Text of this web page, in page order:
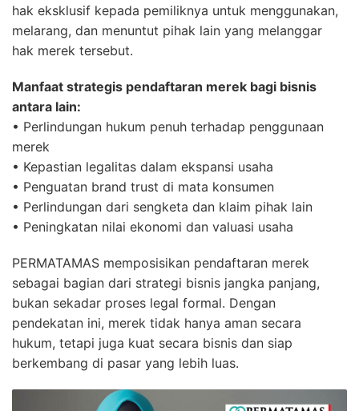
hak eksklusif kepada pemiliknya untuk menggunakan,
melarang, dan menuntut pihak lain yang melanggar
hak merek tersebut.
Manfaat strategis pendaftaran merek bagi bisnis
antara lain:
• Perlindungan hukum penuh terhadap penggunaan
merek
• Kepastian legalitas dalam ekspansi usaha
• Penguatan brand trust di mata konsumen
• Perlindungan dari sengketa dan klaim pihak lain
• Peningkatan nilai ekonomi dan valuasi usaha
PERMATAMAS memposisikan pendaftaran merek
sebagai bagian dari strategi bisnis jangka panjang,
bukan sekadar proses legal formal. Dengan
pendekatan ini, merek tidak hanya aman secara
hukum, tetapi juga kuat secara bisnis dan siap
berkembang di pasar yang lebih luas.